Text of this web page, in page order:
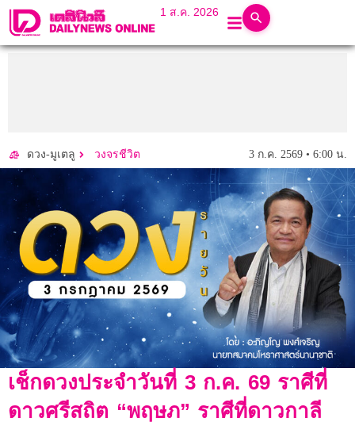
1 ส.ค. 2026
ดวง-มูเตลู วงจรชีวิต 3 ก.ค. 2569 • 6:00 น.
เช็กดวงประจำวันที่ 3 ก.ค. 69 ราศีที่
ดาวศรีสถิต “พฤษภ” ราศีที่ดาวกาลี